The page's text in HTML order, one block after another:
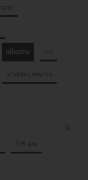
albastru
roz
albastru deschis
7/8 ani